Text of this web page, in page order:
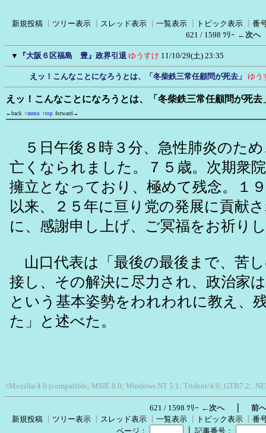
新規投稿 ツリー表示 スレッド表示 一覧表示 トピック表示
番
621 / 1598 ﾂﾘｰ ←次へ
▼ 『大阪６区福島 豊』政界引退 ゆうすけ 11/10/29(土) 23:35
えッ！こんなことになろうとは、「冬柴鉄三常任顧問が死去」 ゆう
えッ！こんなことになろうとは、「冬柴鉄三常任顧問が死去
←back ↑menu ↑top forward→
５日午後８時３分、急性肺炎のた
亡くなられました。７５歳。次期衆
擁立となっており、極めて残念。１
以来、２５年に亘り党の発展に貢献
に、感謝申し上げ、ご冥福をお祈り
山口代表は「最後の最後まで、苦
接し、その解決に尽力され、政治家
という基本姿勢をわれわれに教え、
た」と述べた。
<Mozilla/4.0 (compatible; MSIE 8.0; Windows NT 5.1; Trident/4.0; GTB7.2;
621 / 1598 ﾂﾘｰ ←次へ｜ 前
新規投稿
ツリー表示 スレッド表示 一覧表示 トピック表示
番
ページ：
記事番号：